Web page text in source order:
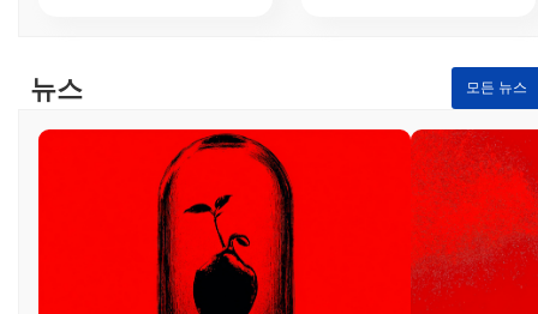
전하고 신뢰할 수 있는 환경을 유지하는 데 도움을 줍니다. 보안을
더욱 강화하기 위해 손오공은 정기적인 감사 및 거버넌스 프로세스
를 통합하여 프로토콜이 잠재적인 취약성에 대해 강력하고 회복력
이 있도록 보장합니다.
손오공은 어떤 논란이나 위험에 직면했는가?
손오공은 규제 조사 및 커뮤니티 거버넌스 분쟁과 관련된 일부 논
란에 직면했습니다. 2023년 초, 이 프로젝트는 특정 기능이 규제
기관에 의해 문제로 지적되면서 지역 법률 준수에 대한 우려가 제
기되었습니다. 팀은 투명성을 강화하고 프로젝트의 토큰 경제 및
뉴스 모든 뉴스